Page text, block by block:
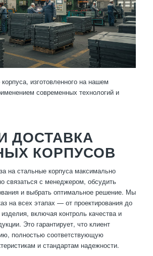
изготовленного на нашем
современных технологий и
ДОСТАВКА
КОРПУСОВ
на стальные корпуса максимально
связаться с менеджером, обсудить
и выбрать оптимальное решение. Мы
на всех этапах — от проектирования до
изделия, включая контроль качества и
Это гарантирует, что клиент
полностью соответствующую
и стандартам надежности.